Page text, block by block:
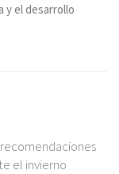
y el desarrollo
el invierno